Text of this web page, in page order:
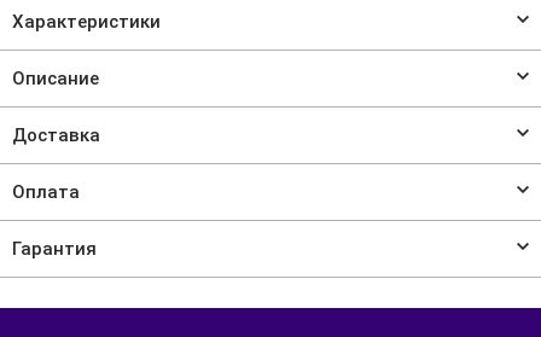
Характеристики
Описание
Доставка
Оплата
Гарантия